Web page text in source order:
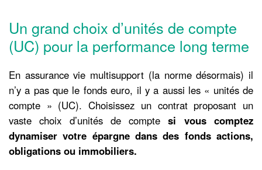
Un grand choix d’unités de compte
(UC) pour la performance long terme
En assurance vie multisupport (la norme désormais) il
n’y a pas que le fonds euro, il y a aussi les « unités de
compte » (UC). Choisissez un contrat proposant un
vaste choix d’unités de comptesi vous comptez
dynamiser votre épargne dans des fonds actions,
obligations ou immobiliers.